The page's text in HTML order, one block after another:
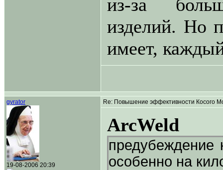
из-за
изделий. Но
имеет,
gyrator
19-08-2006 20:39
Re: Повышение эффективности Косого
ArcWeld
предубеждение
особенно на